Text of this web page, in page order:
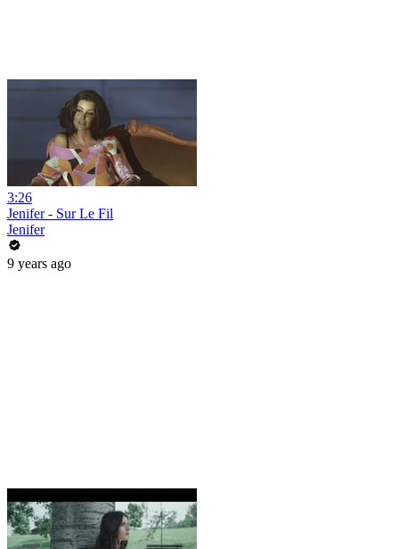
3:26
Jenifer - Sur Le Fil
Jenifer
9 years ago